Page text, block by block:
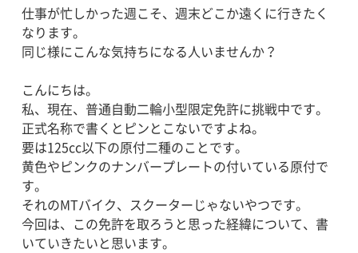
仕事が忙しかった週こそ、週末どこか遠くに行きたく
なります。
同じ様にこんな気持ちになる人いませんか？
こんにちは。
私、現在、普通自動二輪小型限定免許に挑戦中です。
正式名称で書くとピンとこないですよね。
要は125cc以下の原付二種のことです。
黄色やピンクのナンバープレートの付いている原付で
す。
それのMTバイク、スクーターじゃないやつです。
今回は、この免許を取ろうと思った経緯について、書
いていきたいと思います。